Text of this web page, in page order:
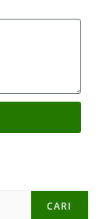
CARI